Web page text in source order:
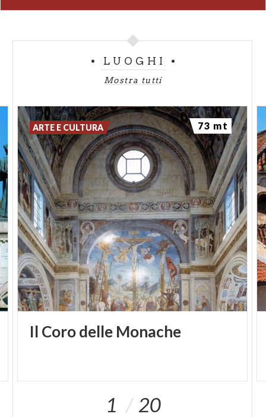
LUOGHI
Mostra tutti
Il Corodelle Monache
ARTE E CULTURA 73 mt
1 20